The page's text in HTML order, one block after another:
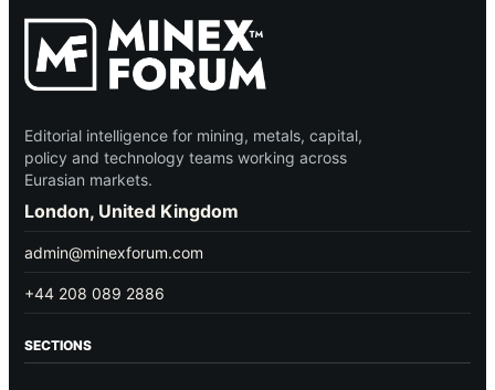
Editorial intelligence for mining, metals, capital,
policy and technology teams working across
Eurasian markets.
London, United Kingdom
admin@minexforum.com
+44 208 089 2886
SECTIONS